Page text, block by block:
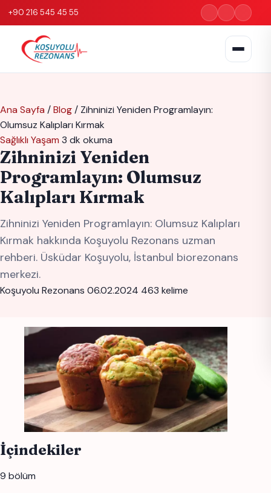
+90 216 545 45 55
Ana Sayfa /Blog/ Zihninizi Yeniden Programlayın:
Olumsuz Kalıpları Kırmak
Sağlıklı Yaşam 3 dk okuma
Zihninizi Yeniden
Programlayın: Olumsuz
Kalıpları Kırmak
Zihninizi Yeniden Programlayın: Olumsuz Kalıpları
Kırmak hakkında Koşuyolu Rezonans uzman
rehberi. Üsküdar Koşuyolu, İstanbul biorezonans
merkezi.
Koşuyolu Rezonans 06.02.2024 463 kelime
İçindekiler
9 bölüm